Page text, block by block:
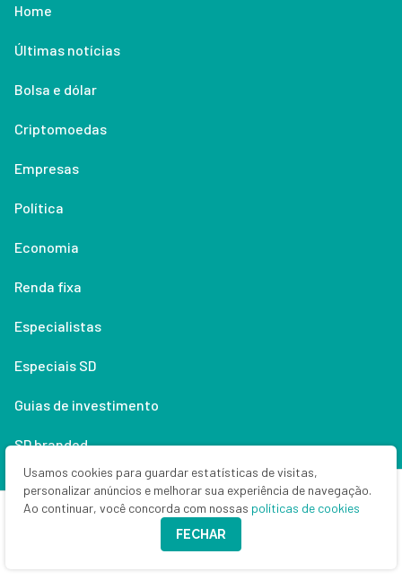
Home
Últimas notícias
Bolsa e dólar
Criptomoedas
Empresas
Política
Economia
Renda fixa
Especialistas
Especiais SD
Guias de investimento
SD branded
Usamos cookies para guardar estatísticas de visitas,
personalizar anúncios e melhorar sua experiência de navegação.
Ao continuar, você concorda com nossas políticas de cookies
FECHAR